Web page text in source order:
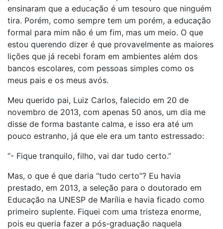
ensinaram que a educação é um tesouro que ninguém
tira. Porém, como sempre tem um porém, a educação
formal para mim não é um fim, mas um meio. O que
estou querendo dizer é que provavelmente as maiores
lições que já recebi foram em ambientes além dos
bancos escolares, com pessoas simples como os
meus pais e os meus avós.
Meu querido pai, Luiz Carlos, falecido em 20 de
novembro de 2013, com apenas 50 anos, um dia me
disse de forma bastante calma, e isso era até um
pouco estranho, já que ele era um tanto estressado:
“- Fique tranquilo, filho, vai dar tudo certo.”
Mas, o que é que daria “tudo certo”? Eu havia
prestado, em 2013, a seleção para o doutorado em
Educação na UNESP de Marília e havia ficado como
primeiro suplente. Fiquei com uma tristeza enorme,
pois eu queria fazer a pós-graduação naquela